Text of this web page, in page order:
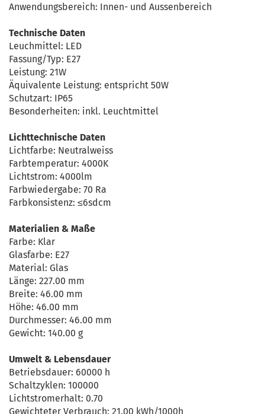
Anwendungsbereich: Innen- und Aussenbereich
Technische Daten
Leuchmittel: LED
Fassung/Typ: E27
Leistung: 21W
Äquivalente Leistung: entspricht 50W
Schutzart: IP65
Besonderheiten: inkl. Leuchtmittel
Lichttechnische Daten
Lichtfarbe: Neutralweiss
Farbtemperatur: 4000K
Lichtstrom: 4000lm
Farbwiedergabe: 70 Ra
Farbkonsistenz: ≤6sdcm
Materialien & Maße
Farbe: Klar
Glasfarbe: E27
Material: Glas
Länge: 227.00 mm
Breite: 46.00 mm
Höhe: 46.00 mm
Durchmesser: 46.00 mm
Gewicht: 140.00 g
Umwelt & Lebensdauer
Betriebsdauer: 60000 h
Schaltzyklen: 100000
Lichtstromerhalt: 0.70
Gewichteter Verbrauch: 21.00 kWh/1000h